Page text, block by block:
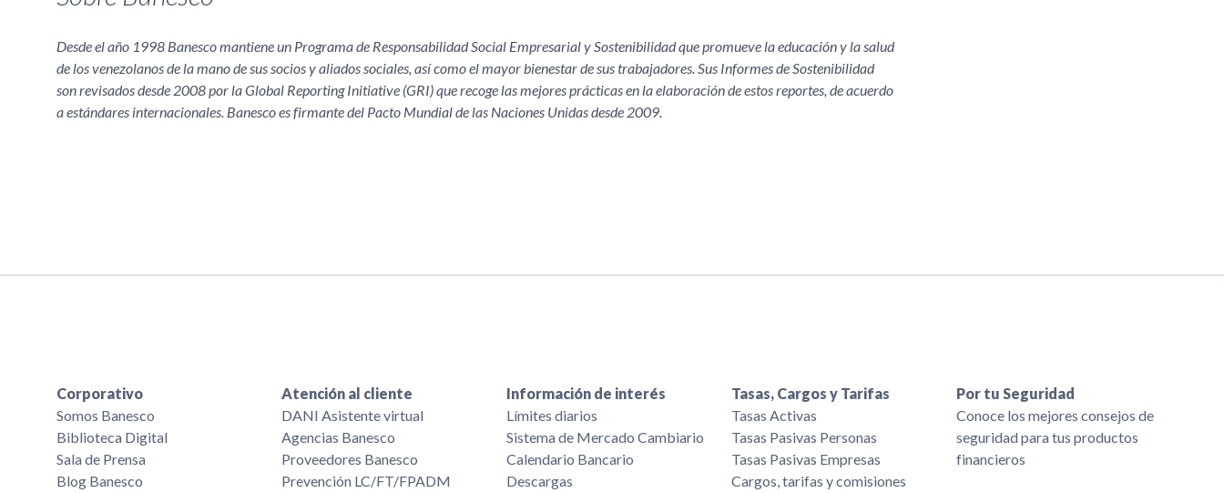
Desde el año 1998 Banesco mantiene un Programa de Responsabilidad Social Empresarial y Sostenibilidad que promueve la educación y la salud
de los venezolanos de la mano de sus socios y aliados sociales, así como el mayor bienestar de sus trabajadores. Sus Informes de Sostenibilidad
son revisados desde 2008 por la Global Reporting Initiative (GRI) que recoge las mejores prácticas en la elaboración de estos reportes, de acuerdo
a estándares internacionales. Banesco es firmante del Pacto Mundial de las Naciones Unidas desde 2009.
Corporativo
Somos Banesco
Biblioteca Digital
Sala de Prensa
Blog Banesco
Atención al cliente
DANI Asistente virtual
Agencias Banesco
Proveedores Banesco
Prevención LC/FT/FPADM
Información de interés
Límites diarios
Sistema de Mercado Cambiario
Calendario Bancario
Descargas
Tasas, Cargos y Tarifas
Tasas Activas
Tasas Pasivas Personas
Tasas Pasivas Empresas
Cargos, tarifas y comisiones
Por tu Seguridad
Conoce los mejores consejos de
seguridad para tus productos
financieros